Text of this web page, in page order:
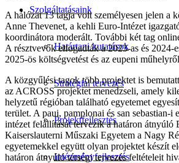
Szolgáltatásaink
Határtani kutatások
Stratégiai tervezés
Projektfejlesztés
Intézményfejlesztés
A hálózat 13 tagja volt személyesen jelen a
Anne Thevenet, a kehli Euro-Intézet
koordinátora moderált. További két tag
A résztvevők elfogadták a 2023-as és 2024-
2025-ös költségvetést és az eupeni
A közgyűlési tagok több projektet is
az ACROSS projektet menedzseli, amely
helyzetű régióban található egyetemet
terület. A paui, pamplonai és san sebastian-i
intézet felállítását tervezik a határon átnyúló
Kaiserslauterni Műszaki Egyetem a Nagy
egyetemekkel együtt olyan projektet készít
határon átnyúló térségi tervezés feltételeit